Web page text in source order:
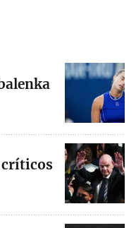
críticos